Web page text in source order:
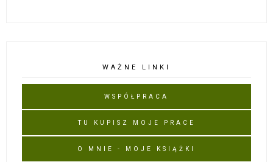
WAŻNE LINKI
WSPÓŁPRACA
TU KUPISZ MOJE PRACE
O MNIE - MOJE KSIĄŻKI